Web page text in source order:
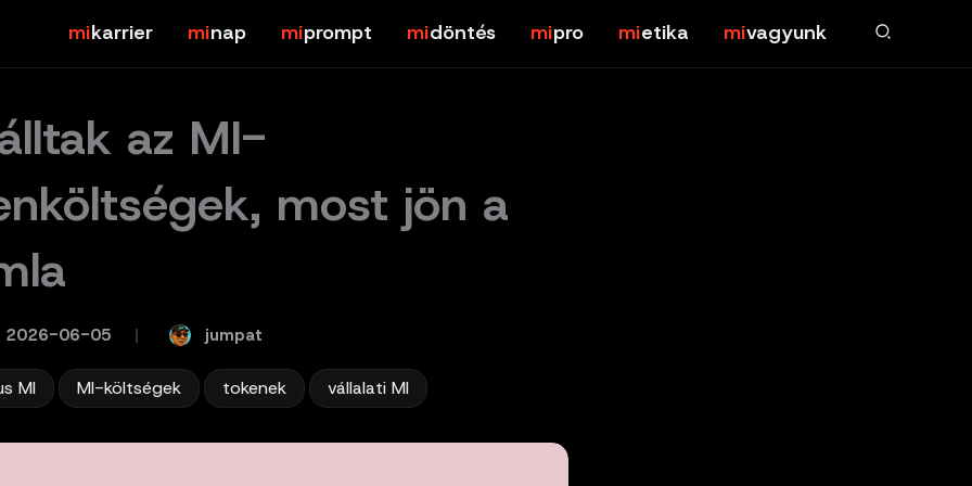
karrier nap prompt döntés pro etika vagyunk
az MI-
most jön a
2026-06-05 jumpat
MI MI-költségek tokenek vállalati MI